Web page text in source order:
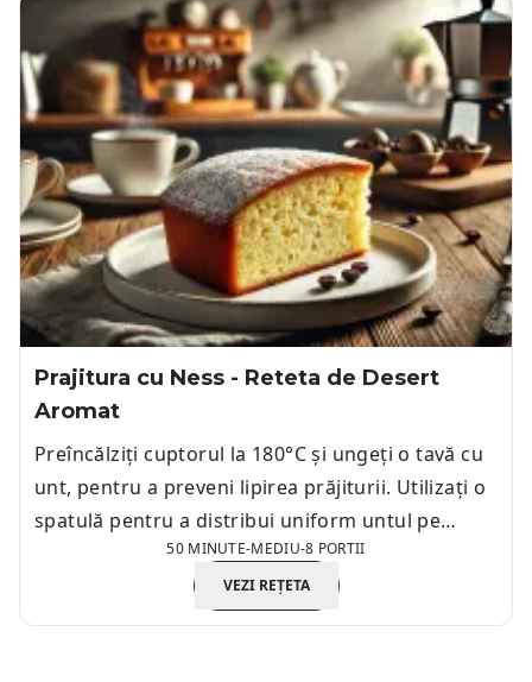
Prajitura cu Ness - Reteta de Desert
Aromat
Preîncălziți cuptorul la 180°C și ungeți o tavă cu
unt, pentru a preveni lipirea prăjiturii. Utilizați o
spatulă pentru a distribui uniform untul pe
întreaga suprafață a tăvii.
50 MINUTE-MEDIU-8 PORTII
VEZI REȚETA